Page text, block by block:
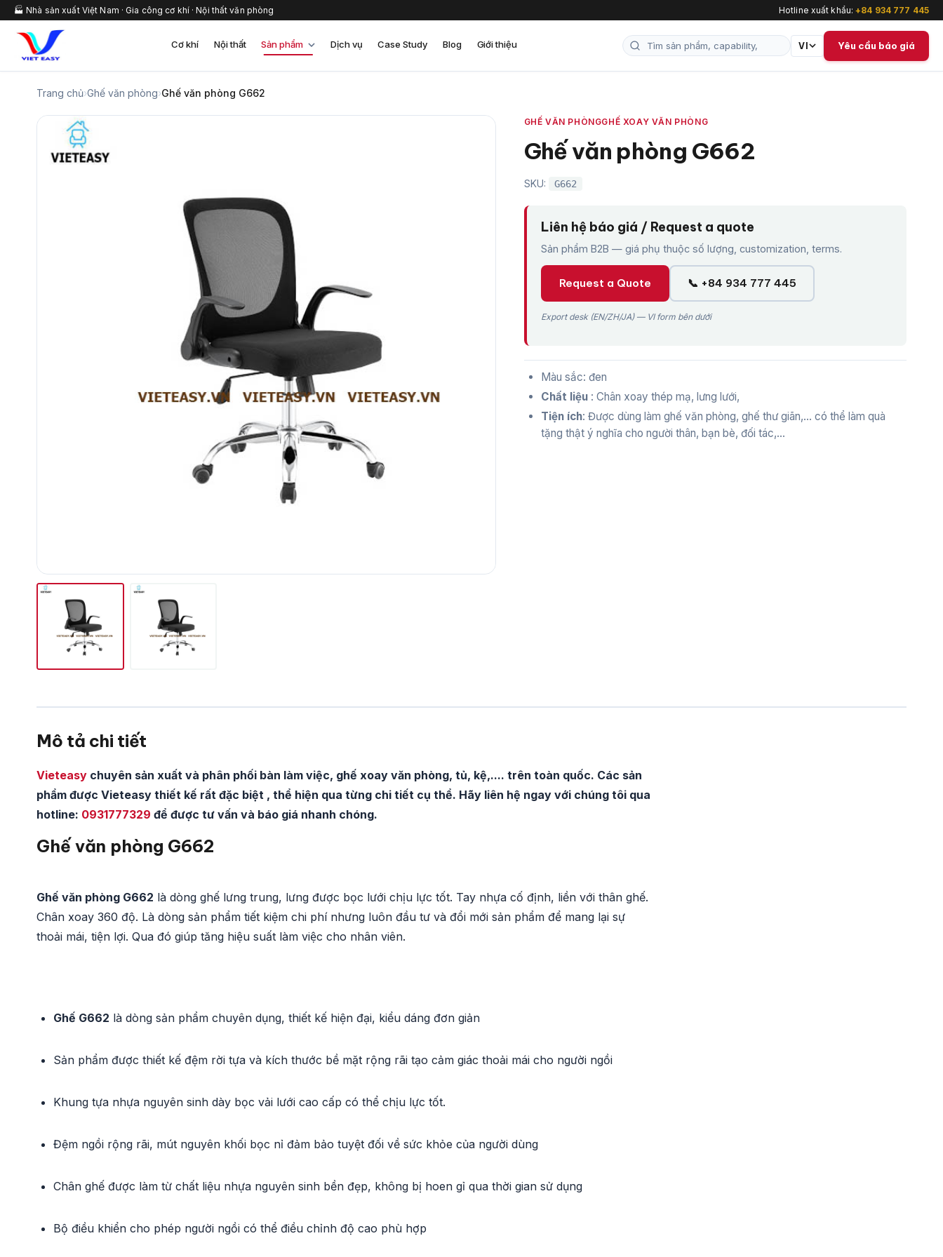
🏭 Nhà sản xuất Việt Nam · Gia công cơ khí · Nội thất văn phòng Hotline xuất khẩu:+84 934 777 445
Cơ khí Nội thất Sản phẩm Dịch vụ Case Study Blog Giới thiệu VI Yêu cầu báo giá
Trang chủ›Ghế văn phòng›Ghế văn phòng G662
GHẾ VĂN PHÒNGGHẾ XOAY VĂN PHÒNG
Ghế văn phòng G662
SKU: G662
Liên hệ báo giá / Request a quote
Sản phẩm B2B — giá phụ thuộc số lượng, customization, terms.
Request a Quote 📞 +84 934 777 445
Export desk (EN/ZH/JA) — VI form bên dưới
Màu sắc: đen
Chất liệu: Chân xoay thép mạ, lưng lưới,
Tiện ích: Được dùng làm ghế văn phòng, ghế thư giãn,... có thể làm quà
tặng thật ý nghĩa cho người thân, bạn bè, đối tác,...
Mô tả chi tiết
Vieteasy chuyên sản xuất và phân phối bàn làm việc, ghế xoay văn phòng, tủ, kệ,.... trên toàn quốc. Các sản
phẩm được Vieteasy thiết kế rất đặc biệt , thể hiện qua từng chi tiết cụ thể. Hãy liên hệ ngay với chúng tôi qua
hotline: 0931777329 để được tư vấn và báo giá nhanh chóng.
Ghế văn phòng G662
Ghế văn phòng G662 là dòng ghế lưng trung, lưng được bọc lưới chịu lực tốt. Tay nhựa cố định, liền với thân ghế.
Chân xoay 360 độ. Là dòng sản phẩm tiết kiệm chi phí nhưng luôn đầu tư và đổi mới sản phẩm để mang lại sự
thoải mái, tiện lợi. Qua đó giúp tăng hiệu suất làm việc cho nhân viên.
Ghế G662 là dòng sản phẩm chuyên dụng, thiết kế hiện đại, kiểu dáng đơn giản
Sản phẩm được thiết kế đệm rời tựa và kích thước bề mặt rộng rãi tạo cảm giác thoải mái cho người ngồi
Khung tựa nhựa nguyên sinh dày bọc vải lưới cao cấp có thể chịu lực tốt.
Đệm ngồi rộng rãi, mút nguyên khối bọc nỉ đảm bảo tuyệt đối về sức khỏe của người dùng
Chân ghế được làm từ chất liệu nhựa nguyên sinh bền đẹp, không bị hoen gỉ qua thời gian sử dụng
Bộ điều khiển cho phép người ngồi có thể điều chỉnh độ cao phù hợp